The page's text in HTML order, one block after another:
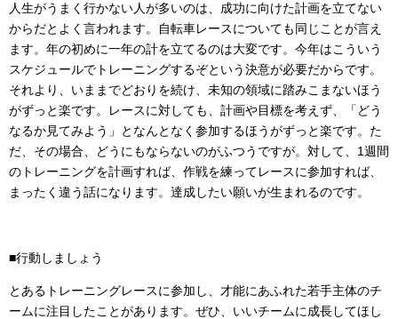
人生がうまく行かない人が多いのは、成功に向けた計画を立てない
からだとよく言われます。自転車レースについても同じことが言え
ます。年の初めに一年の計を立てるのは大変です。今年はこういう
スケジュールでトレーニングするぞという決意が必要だからです。
それより、いままでどおりを続け、未知の領域に踏みこまないほう
がずっと楽です。レースに対しても、計画や目標を考えず、「どう
なるか見てみよう」となんとなく参加するほうがずっと楽です。た
だ、その場合、どうにもならないのがふつうですが。対して、1週間
のトレーニングを計画すれば、作戦を練ってレースに参加すれば、
まったく違う話になります。達成したい願いが生まれるのです。
■行動しましょう
とあるトレーニングレースに参加し、才能にあふれた若手主体のチ
ームに注目したことがあります。ぜひ、いいチームに成長してほし